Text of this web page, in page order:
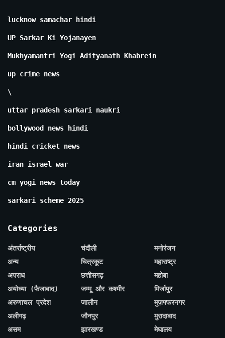
lucknow samachar hindi
UP Sarkar Ki Yojanayen
Mukhyamantri Yogi Adityanath Khabrein
up crime news
\
uttar pradesh sarkari naukri
bollywood news hindi
hindi cricket news
iran israel war
cm yogi news today
sarkari scheme 2025
Categories
अंतर्राष्ट्रीय
अन्य
अपराध
अयोध्या (फैजाबाद)
अरुणाचल प्रदेश
अलीगढ़
असम
चंदौली
चित्रकूट
छत्तीसगढ़
जम्मू और कश्मीर
जालौन
जौनपुर
झारखण्ड
मनोरंजन
महाराष्ट्र
महोबा
मिर्जापुर
मुज़फ्फरनगर
मुरादाबाद
मेघालय